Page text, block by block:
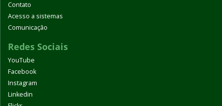
Contato
Acesso a sistemas
Comunicação
Redes Sociais
YouTube
Facebook
Instagram
Linkedin